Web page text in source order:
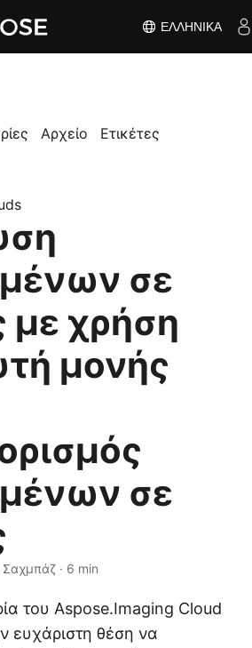
ΕΛΛΗΝΙΚΆ
Αρχείο Ετικέτες
σε
με χρήση
μονής
σε
Σαχμπάζ · 6 min
του Aspose.Imaging Cloud
ευχάριστη θέση να